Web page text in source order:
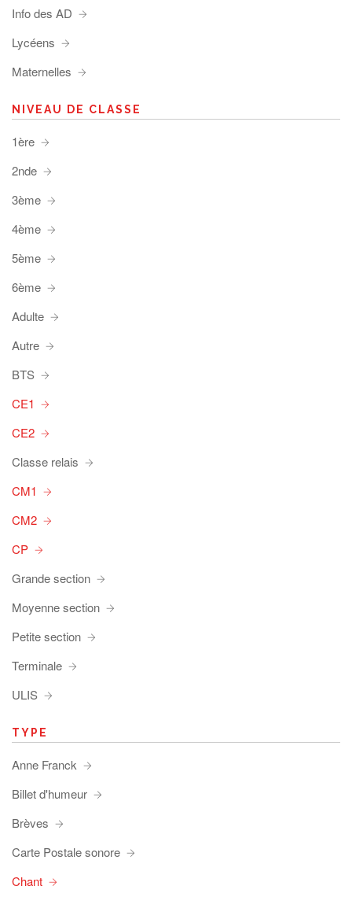
Info des AD
Lycéens
Maternelles
NIVEAU DE CLASSE
1ère
2nde
3ème
4ème
5ème
6ème
Adulte
Autre
BTS
CE1
CE2
Classe relais
CM1
CM2
CP
Grande section
Moyenne section
Petite section
Terminale
ULIS
TYPE
Anne Franck
Billet d'humeur
Brèves
Carte Postale sonore
Chant